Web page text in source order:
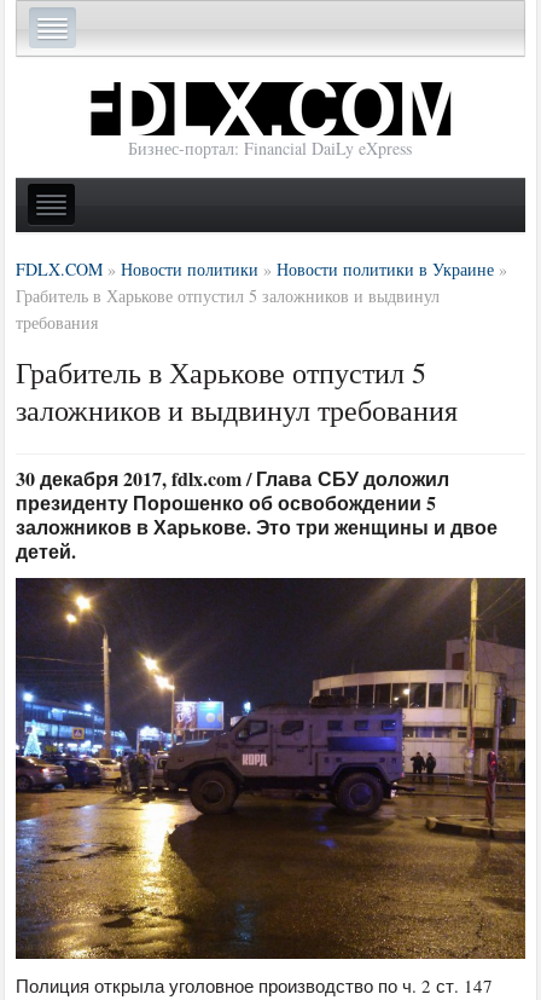
Бизнес-портал: Financial DaiLy eXpress
FDLX.COM »Новости политики »Новости политики в Украине »
Грабитель в Харькове отпустил 5 заложников и выдвинул
требования
Грабитель в Харькове отпустил 5
заложников и выдвинул требования
30 декабря 2017, fdlx.com / Глава СБУ доложил
президенту Порошенко об освобождении 5
заложников в Харькове. Это три женщины и двое
детей.
Полиция открыла уголовное производство по ч. 2 ст. 147